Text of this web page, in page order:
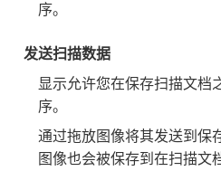
序。
发送扫描数据
显示允许您在保存扫描文档
序。
通过拖放图像将其发送到保
图像也会被保存到在扫描文